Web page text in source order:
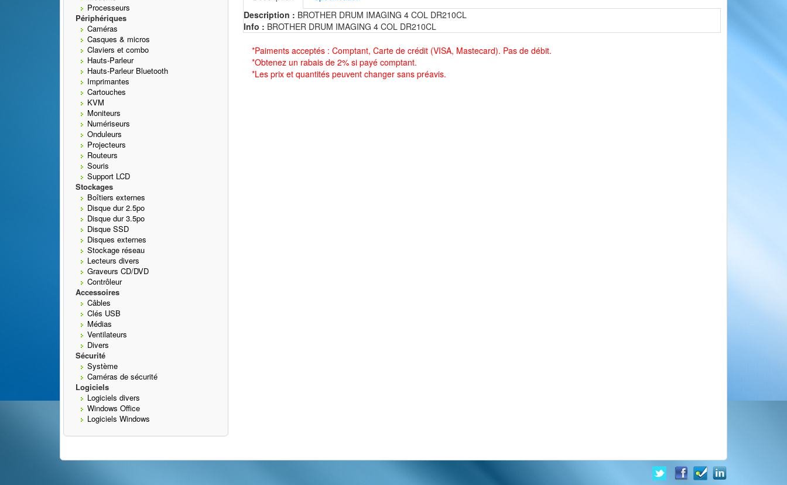
Processeurs
Périphériques
Caméras
Casques & micros
Claviers et combo
Hauts-Parleur
Hauts-Parleur Bluetooth
Imprimantes
Cartouches
KVM
Moniteurs
Numériseurs
Onduleurs
Projecteurs
Routeurs
Souris
Support LCD
Stockages
Boîtiers externes
Disque dur 2.5po
Disque dur 3.5po
Disque SSD
Disques externes
Stockage réseau
Lecteurs divers
Graveurs CD/DVD
Contrôleur
Accessoires
Câbles
Clés USB
Médias
Ventilateurs
Divers
Sécurité
Système
Caméras de sécurité
Logiciels
Logiciels divers
Windows Office
Logiciels Windows
Description : BROTHER DRUM IMAGING 4 COL DR210CL
Info : BROTHER DRUM IMAGING 4 COL DR210CL
*Paiments acceptés : Comptant, Carte de crédit (VISA, Mastecard). Pas de débit.
*Obtenez un rabais de 2% si payé comptant.
*Les prix et quantités peuvent changer sans préavis.